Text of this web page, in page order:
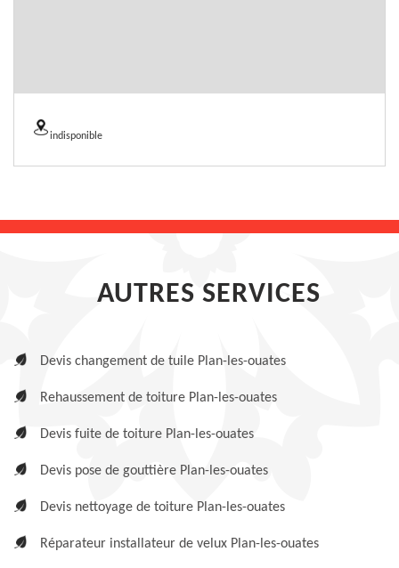
indisponible
AUTRES SERVICES
Devis changement de tuile Plan-les-ouates
Rehaussement de toiture Plan-les-ouates
Devis fuite de toiture Plan-les-ouates
Devis pose de gouttière Plan-les-ouates
Devis nettoyage de toiture Plan-les-ouates
Réparateur installateur de velux Plan-les-ouates